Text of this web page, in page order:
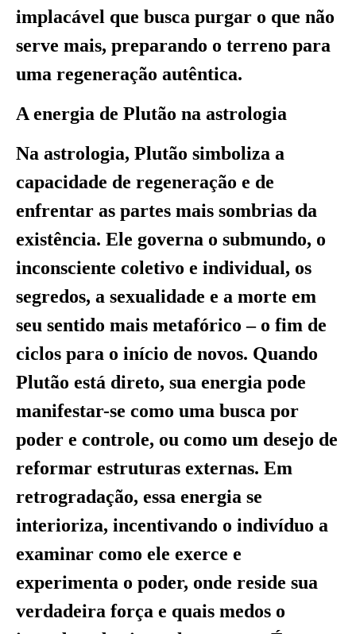
implacável que busca purgar o que não
serve mais, preparando o terreno para
uma regeneração autêntica.
A energia de Plutão na astrologia
Na astrologia, Plutão simboliza a
capacidade de regeneração e de
enfrentar as partes mais sombrias da
existência. Ele governa o submundo, o
inconsciente coletivo e individual, os
segredos, a sexualidade e a morte em
seu sentido mais metafórico – o fim de
ciclos para o início de novos. Quando
Plutão está direto, sua energia pode
manifestar-se como uma busca por
poder e controle, ou como um desejo de
reformar estruturas externas. Em
retrogradação, essa energia se
interioriza, incentivando o indivíduo a
examinar como ele exerce e
experimenta o poder, onde reside sua
verdadeira força e quais medos o